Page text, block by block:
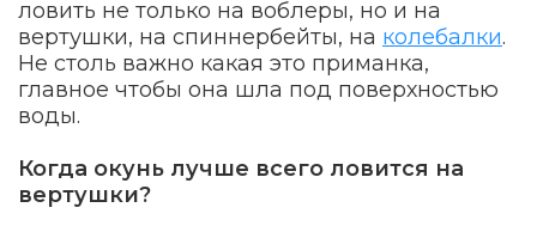
ловить не только на воблеры, но и на
вертушки, на спиннербейты, на колебалки.
Не столь важно какая это приманка,
главное чтобы она шла под поверхностью
воды.
Когда окунь лучше всего ловится на
вертушки?